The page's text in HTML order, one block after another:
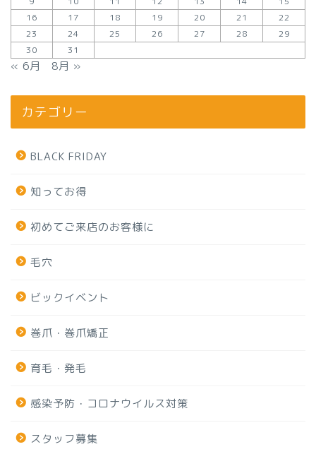
16
17 18 19 20 21
22
23
24 25 26 27 28
29
30
31
« 6月 8月 »
カテゴリー
BLACK FRIDAY
知ってお得
初めてご来店のお客様に
毛穴
ビックイベント
巻爪・巻爪矯正
育毛・発毛
感染予防・コロナウイルス対策
スタッフ募集